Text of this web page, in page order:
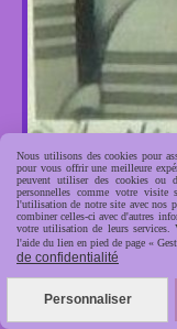
Schwarz Lilly &
Nous utilisons des cookies pour
pour vous offrir une meilleure
peuvent utiliser des cookies ou
personnelles comme votre visite
l'utilisation de notre site avec nos
combiner celles-ci avec d'autres
votre utilisation de leurs services.
l'aide du lien en pied de page «
de confidentialité
Personnaliser